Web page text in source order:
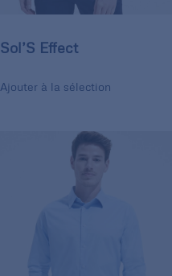
Sol’S Effect
Ajouter à la sélection